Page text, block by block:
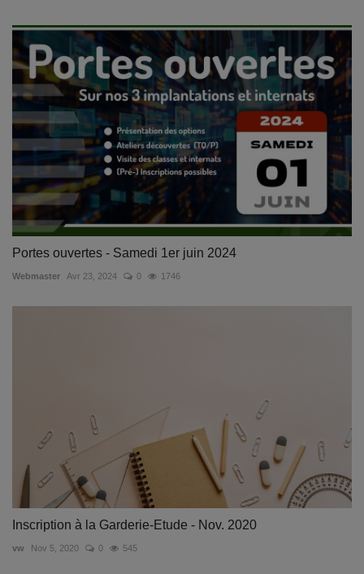
Portes ouvertes - Samedi 1er juin 2024
Webmaster Avr 23, 2024 0 1746
Inscription à la Garderie-Etude - Nov. 2020
vw Nov 5, 2020 0 545